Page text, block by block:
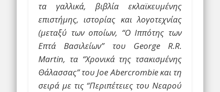
τα γαλλικά, βιβλία εκλαϊκευμένης
επιστήμης, ιστορίας και λογοτεχνίας
(μεταξύ των οποίων, “Ο Ιππότης των
Επτά Βασιλείων” του George R.R.
Martin, τα “Χρονικά της τσακισμένης
Θάλασσας” του Joe Abercrombie και τη
σειρά με τις “Περιπέτειες του Νεαρού